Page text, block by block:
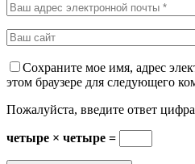
Сохраните мое имя, адрес
этом браузере для следующего
Пожалуйста, введите ответ
четыре × четыре =